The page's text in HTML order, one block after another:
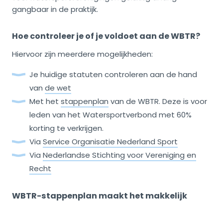
gangbaar in de praktijk.
Hoe controleer je of je voldoet aan de WBTR?
Hiervoor zijn meerdere mogelijkheden:
Je huidige statuten controleren aan de hand
van de wet
Met het stappenplan van de WBTR. Deze is voor
leden van het Watersportverbond met 60%
korting te verkrijgen.
Via Service Organisatie Nederland Sport
Via Nederlandse Stichting voor Vereniging en
Recht
WBTR-stappenplan maakt het makkelijk